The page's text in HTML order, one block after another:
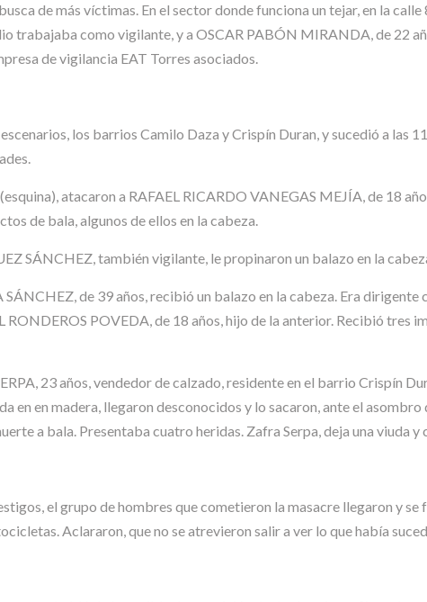
de más víctimas. En el sector donde funciona un tejar, en la
trabajaba como vigilante, y a OSCAR PABÓN MIRANDA, de 22
de vigilancia EAT Torres asociados.
los barrios Camilo Daza y Crispín Duran, y sucedió a las
atacaron a RAFAEL RICARDO VANEGAS MEJÍA, de 18
de bala, algunos de ellos en la cabeza.
SÁNCHEZ, también vigilante, le propinaron un balazo en la
de 39 años, recibió un balazo en la cabeza. Era
POVEDA, de 18 años, hijo de la anterior. Recibió tres
23 años, vendedor de calzado, residente en el barrio Crispín
en en madera, llegaron desconocidos y lo sacaron, ante el
a bala. Presentaba cuatro heridas. Zafra Serpa, deja una viuda y
el grupo de hombres que cometieron la masacre llegaron y
Aclararon, que no se atrevieron salir a ver lo que había